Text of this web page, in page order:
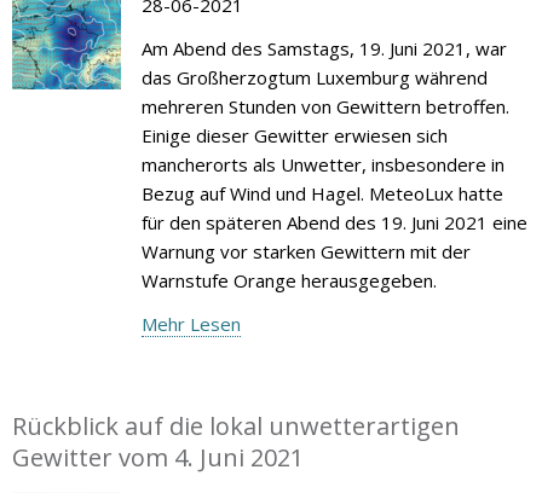
Am Abend des Samstags, 19. Juni 2021, war
das Großherzogtum Luxemburg während
mehreren Stunden von Gewittern betroffen.
Einige dieser Gewitter erwiesen sich
mancherorts als Unwetter, insbesondere in
Bezug auf Wind und Hagel. MeteoLux hatte
für den späteren Abend des 19. Juni 2021 eine
Warnung vor starken Gewittern mit der
Warnstufe Orange herausgegeben.
Mehr Lesen
Rückblick auf die lokal unwetterartigen
Gewitter vom 4. Juni 2021